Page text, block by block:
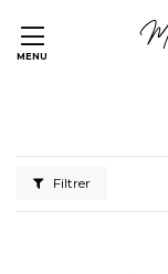
MENU
Filtrer